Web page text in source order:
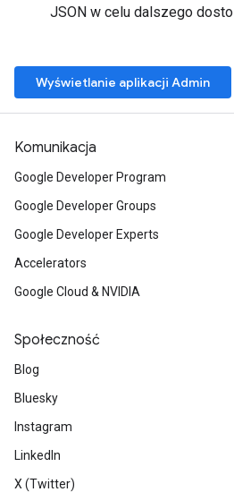
JSON w celu dalszego
Wyświetlanie aplikacji Admin
Komunikacja
Google Developer Program
Google Developer Groups
Google Developer Experts
Accelerators
Google Cloud & NVIDIA
Społeczność
Blog
Bluesky
Instagram
LinkedIn
X (Twitter)